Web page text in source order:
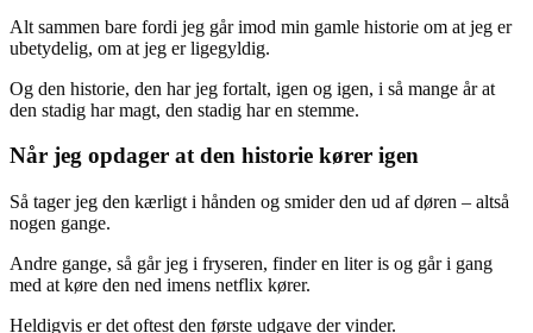
Alt sammen bare fordi jeg går imod min gamle historie om at jeg er
ubetydelig, om at jeg er ligegyldig.
Og den historie, den har jeg fortalt, igen og igen, i så mange år at
den stadig har magt, den stadig har en stemme.
Når jeg opdager at den historie kører igen
Så tager jeg den kærligt i hånden og smider den ud af døren – altså
nogen gange.
Andre gange, så går jeg i fryseren, finder en liter is og går i gang
med at køre den ned imens netflix kører.
Heldigvis er det oftest den første udgave der vinder.